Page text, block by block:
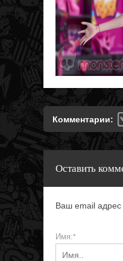
Комментарии:
Оставить
Ваш email адрес
Имя:*